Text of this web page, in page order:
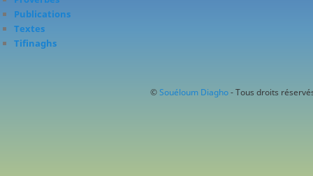
Publications
Textes
Tifinaghs
© Souéloum Diagho- Tous droits